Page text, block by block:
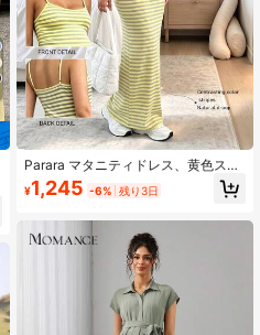
Parara マタニティドレス、黄色スト
ライプ ノースリーブ、ファッショナ
ブル 多用途 カジュアル 体型カバー
¥1,245 -6% 残り3日